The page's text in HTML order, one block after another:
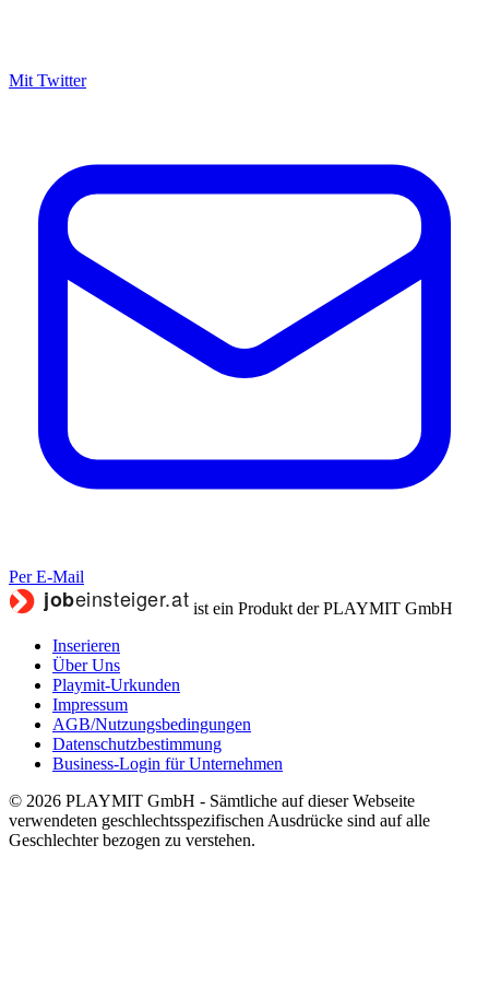
Mit Twitter
Per E-Mail
ist ein Produkt der PLAYMIT GmbH
Inserieren
Über Uns
Playmit-Urkunden
Impressum
AGB/Nutzungsbedingungen
Datenschutzbestimmung
Business-Login für Unternehmen
© 2026 PLAYMIT GmbH - Sämtliche auf dieser Webseite
verwendeten geschlechtsspezifischen Ausdrücke sind auf alle
Geschlechter bezogen zu verstehen.